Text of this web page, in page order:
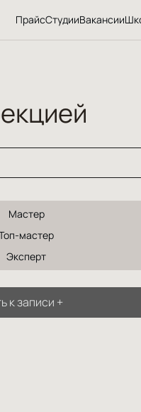
ПрайсСтудииВакансии
Мастер
мастер
Эксперт
к записи +